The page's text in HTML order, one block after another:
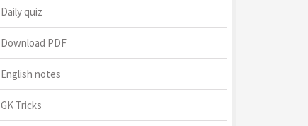
Daily quiz
Download PDF
English notes
GK Tricks